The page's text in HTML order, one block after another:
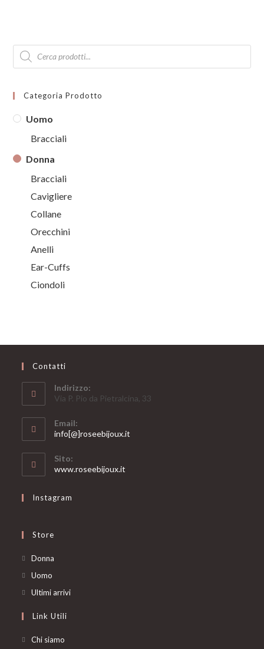
Products
search
Categoria Prodotto
Uomo
Bracciali
Donna
Bracciali
Cavigliere
Collane
Orecchini
Anelli
Ear-Cuffs
Ciondoli
Contatti
Indirizzo:
Via P. Pio da Pietralcina, 33
Email:
info[@]roseebijoux.it
Sito:
www.roseebijoux.it
Instagram
Store
Donna
tab
Uomo
in
new
Ultimi arriviOpens
Link Utili
Chi siamo